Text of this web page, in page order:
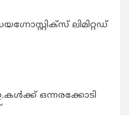
ലിമിറ്റഡ്
ഒന്നരക്കോടി